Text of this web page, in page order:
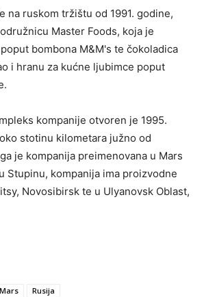
na ruskom tržištu od 1991. godine,
Master Foods, koja je
bombona M&M's te čokoladica
i hranu za kućne ljubimce poput
kompanije otvoren je 1995.
stotinu kilometara južno od
je kompanija preimenovana u Mars
Stupinu, kompanija ima proizvodne
Novosibirsk te u Ulyanovsk Oblast,
Mars Rusija